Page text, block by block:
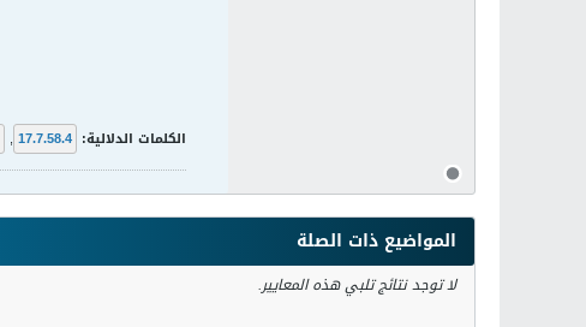
الكلمات الدلالية: 17.7.58.4
,
المواضيع ذات الصلة
لا توجد نتائج تلبي هذه المعايير.